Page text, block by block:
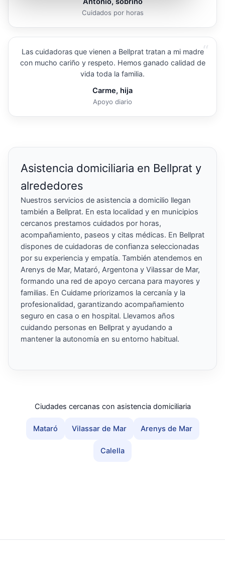
Cuidados por horas
“
Las cuidadoras que vienen a Bellprat tratan a mi madre
con mucho cariño y respeto. Hemos ganado calidad de
vida toda la familia.
Carme, hija
Apoyo diario
Asistencia domiciliaria en Bellprat y
alrededores
Nuestros servicios de asistencia a domicilio llegan
también a Bellprat. En esta localidad y en municipios
cercanos prestamos cuidados por horas,
acompañamiento, paseos y citas médicas. En Bellprat
dispones de cuidadoras de confianza seleccionadas
por su experiencia y empatía. También atendemos en
Arenys de Mar, Mataró, Argentona y Vilassar de Mar,
formando una red de apoyo cercana para mayores y
familias. En Cuidame priorizamos la cercanía y la
profesionalidad, garantizando acompañamiento
seguro en casa o en hospital. Llevamos años
cuidando personas en Bellprat y ayudando a
mantener la autonomía en su entorno habitual.
Ciudades cercanas con asistencia domiciliaria
Mataró Vilassar de Mar Arenys de Mar
Calella